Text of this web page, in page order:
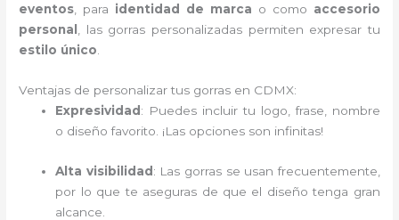
eventos , para identidad de marca o como accesorio
personal
, las gorras personalizadas permiten expresar tu
estilo único
Ventajas de personalizar tus gorras en CDMX:
Expresividad : Puedes incluir tu logo, frase, nombre
o diseño favorito. ¡Las opciones son infinitas!
Alta visibilidad : Las gorras se usan frecuentemente,
por lo que te aseguras de que el diseño tenga gran
alcance.